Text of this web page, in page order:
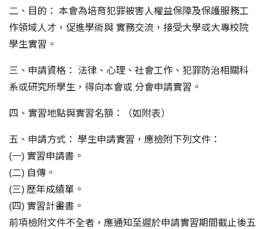
二、目的： 本會為培育犯罪被害人權益保障及保護服務工
作領域人才，促進學術與 實務交流，接受大學或大專校院
學生實習。
三、申請資格： 法律、心理、社會工作、犯罪防治相關科
系或研究所學生，得向本會或 分會申請實習。
四、實習地點與實習名額：（如附表）
五、申請方式： 學生申請實習，應檢附下列文件：
(一) 實習申請書。
(二) 自傳。
(三) 歷年成績單。
(四) 實習計畫書。
前項檢附文件不全者，應通知至遲於申請實習期間截止後五